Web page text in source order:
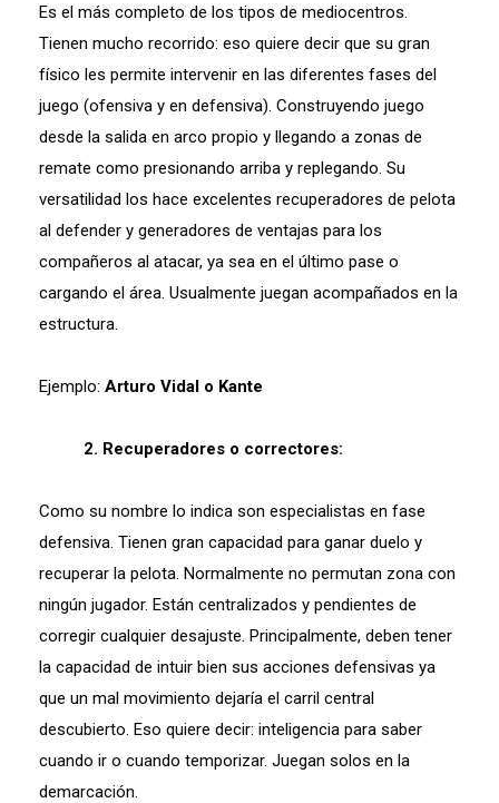
Es el más completo de los tipos de mediocentros.
Tienen mucho recorrido: eso quiere decir que su gran
físico les permite intervenir en las diferentes fases del
juego (ofensiva y en defensiva). Construyendo juego
desde la salida en arco propio y llegando a zonas de
remate como presionando arriba y replegando. Su
versatilidad los hace excelentes recuperadores de pelota
al defender y generadores de ventajas para los
compañeros al atacar, ya sea en el último pase o
cargando el área. Usualmente juegan acompañados en la
estructura.
Ejemplo: Arturo Vidal o Kante
2. Recuperadores o correctores:
Como su nombre lo indica son especialistas en fase
defensiva. Tienen gran capacidad para ganar duelo y
recuperar la pelota. Normalmente no permutan zona con
ningún jugador. Están centralizados y pendientes de
corregir cualquier desajuste. Principalmente, deben tener
la capacidad de intuir bien sus acciones defensivas ya
que un mal movimiento dejaría el carril central
descubierto. Eso quiere decir: inteligencia para saber
cuando ir o cuando temporizar. Juegan solos en la
demarcación.